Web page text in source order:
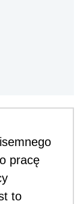
pracę
to